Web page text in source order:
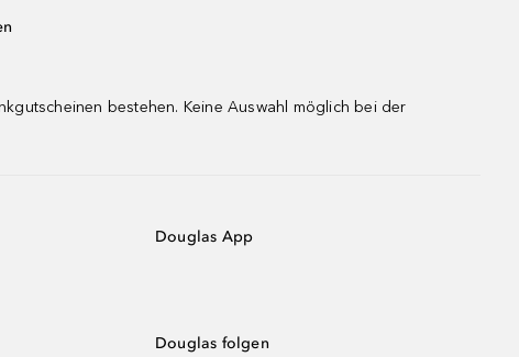
bestehen. Keine Auswahl möglich bei der
Douglas App
Douglas folgen